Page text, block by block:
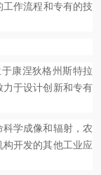
工作流程和专有的技
康涅狄格州斯特拉
于设计创新和专有
学成像和辐射，农
开发的其他工业应